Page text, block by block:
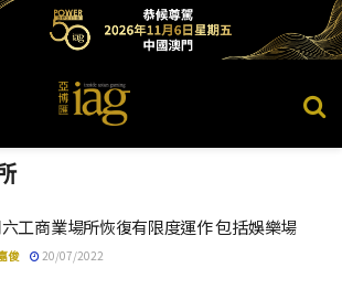
工商業場所恢復有限度運作 包括娛樂場
俊 20/07/2022